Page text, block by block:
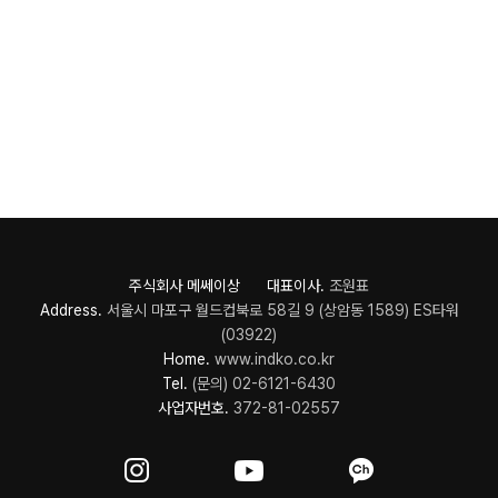
주식회사 메쎄이상 대표이사. 조원표
Address. 서울시 마포구 월드컵북로 58길 9 (상암동 1589) ES타워
(03922)
Home. www.indko.co.kr
Tel. (문의) 02-6121-6430
사업자번호. 372-81-02557